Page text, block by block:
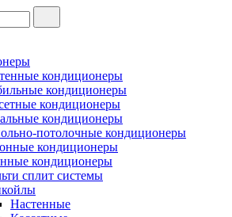
кондиционеры
кондиционеры
кондиционеры
кондиционеры
потолочные кондиционеры
кондиционеры
кондиционеры
сплит системы
Настенные